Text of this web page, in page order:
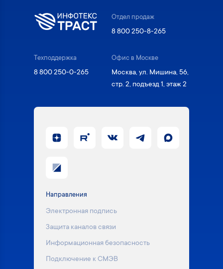
Отдел продаж
8 800 250-8-265
Техподдержка
8 800 250-0-265
Офис в Москве
Москва, ул. Мишина, 56,
стр. 2, подъезд 1, этаж 2
Направления
Электронная подпись
Защита каналов связи
Информационная безопасность
Подключение к СМЭВ